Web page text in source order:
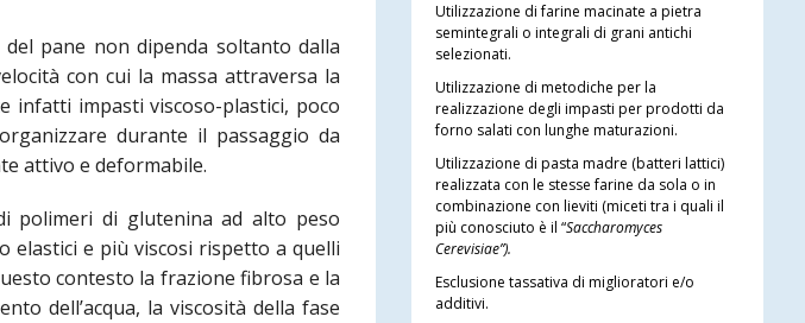
pane non dipenda soltanto dalla
con cui la massa attraversa la
infatti impasti viscoso-plastici, poco
durante il passaggio da
attivo e deformabile.
polimeri di glutenina ad alto peso
elastici e più viscosi rispetto a quelli
contesto la frazione fibrosa e la
dell’acqua, la viscosità della fase
Utilizzazione di farine macinate a pietra
semintegrali o integrali di grani antichi
selezionati.
Utilizzazione di metodiche per la
realizzazione degli impasti per prodotti da
forno salati con lunghe maturazioni.
Utilizzazione di pasta madre (batteri lattici)
realizzata con le stesse farine da sola o in
combinazione con lieviti (miceti tra i quali il
più conosciuto è il “Saccharomyces
Cerevisiae”).
Esclusione tassativa di miglioratori e/o
additivi.